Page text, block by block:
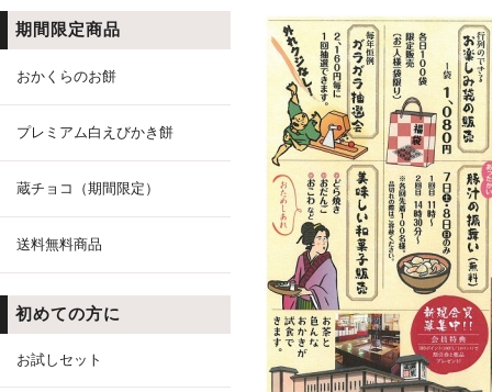
期間限定商品
おかくらのお餅
プレミアム白えびかき餅
蔵チョコ（期間限定）
送料無料商品
初めての方に
お試しセット